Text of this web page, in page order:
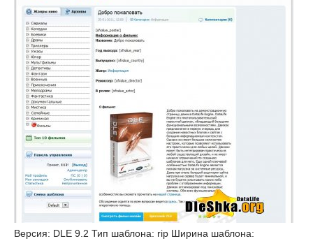
Версия: DLE 9.2 Тип шаблона: rip Ширина шаблона: